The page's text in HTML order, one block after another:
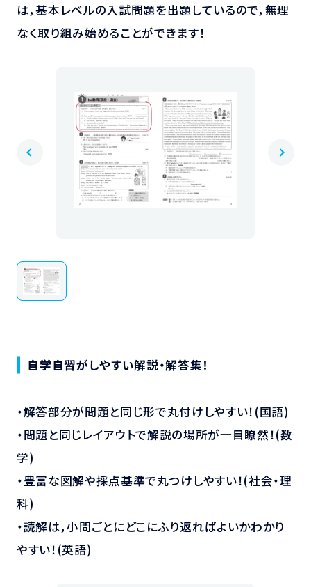
は，基本レベルの入試問題を出題しているので，無理
なく取り組み始めることができます！
自学自習がしやすい解説・解答集！
・解答部分が問題と同じ形で丸付けしやすい！(国語)
・問題と同じレイアウトで解説の場所が一目瞭然！(数
学)
・豊富な図解や採点基準で丸つけしやすい！(社会・理
科)
・読解は，小問ごとにどこにふり返ればよいかわかり
やすい！(英語)